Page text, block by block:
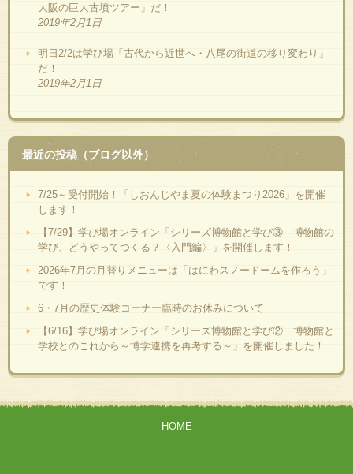
大阪の巨大古墳ツアー」だ！
2019年2月1日
明日2/2は学び場「古代から近世へ・八尾の街道の移り変わり」
だ！
2019年2月1日
最近の投稿（ブログ以外）
7/25～受付開始！「しおんじやま夏の体験まつり2026」を開催
します！
【7/29】学び場オンライン「シリーズ博物館と学び③ 博物館の
学び、どうやってつくる？〈入門編〉」を開催します！
2026年7月の月替りメニューは「はにわスノードームを作ろう」
です！
6・7月の歴史体験コーナー臨時のお休みについて
【6/16】学び場オンライン「シリーズ博物館と学び② 博物館と
学校とのこれから～博学連携を再考する～」を開催しました！
HOME